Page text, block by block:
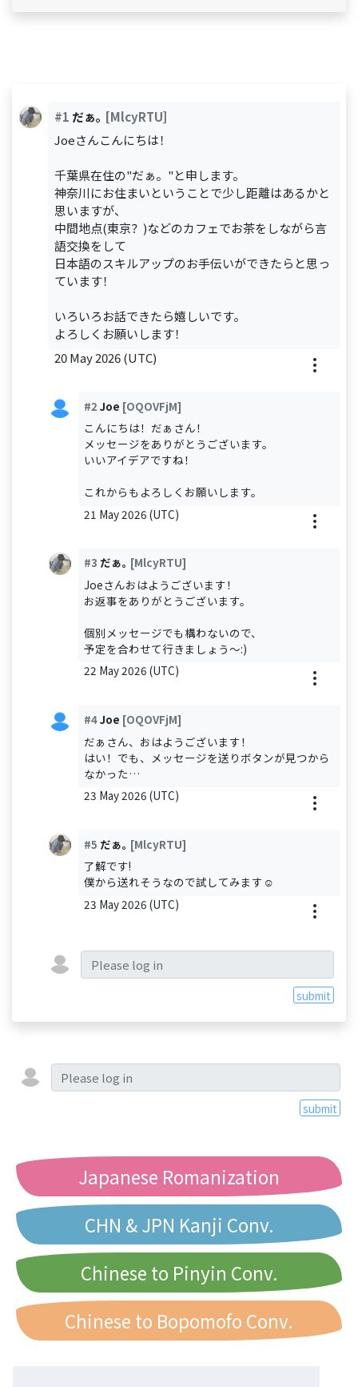
#1 だぁ｡ [MlcyRTU]
Joeさんこんにちは！
千葉県在住の"だぁ。"と申します。
神奈川にお住まいということで少し距離はあるかと
思いますが、
中間地点(東京？)などのカフェでお茶をしながら言
語交換をして
日本語のスキルアップのお手伝いができたらと思っ
ています！
いろいろお話できたら嬉しいです。
よろしくお願いします！
20 May 2026 (UTC)
#2Joe [OQOVFjM]
こんにちは！だぁさん！
メッセージをありがとうございます。
いいアイデアですね！
これからもよろしくお願いします。
21 May 2026 (UTC)
#3 だぁ｡ [MlcyRTU]
Joeさんおはようございます！
お返事をありがとうございます。
個別メッセージでも構わないので、
予定を合わせて行きましょう～:)
22 May 2026 (UTC)
#4Joe [OQOVFjM]
だぁさん、おはようございます！
はい！でも、メッセージを送りボタンが見つから
なかった…
23 May 2026 (UTC)
#5 だぁ｡ [MlcyRTU]
了解です!
僕から送れそうなので試してみます☺️
23 May 2026 (UTC)
submit
submit
Japanese Romanization
CHN & JPN Kanji Conv.
Chinese to Pinyin Conv.
Chinese to Bopomofo Conv.